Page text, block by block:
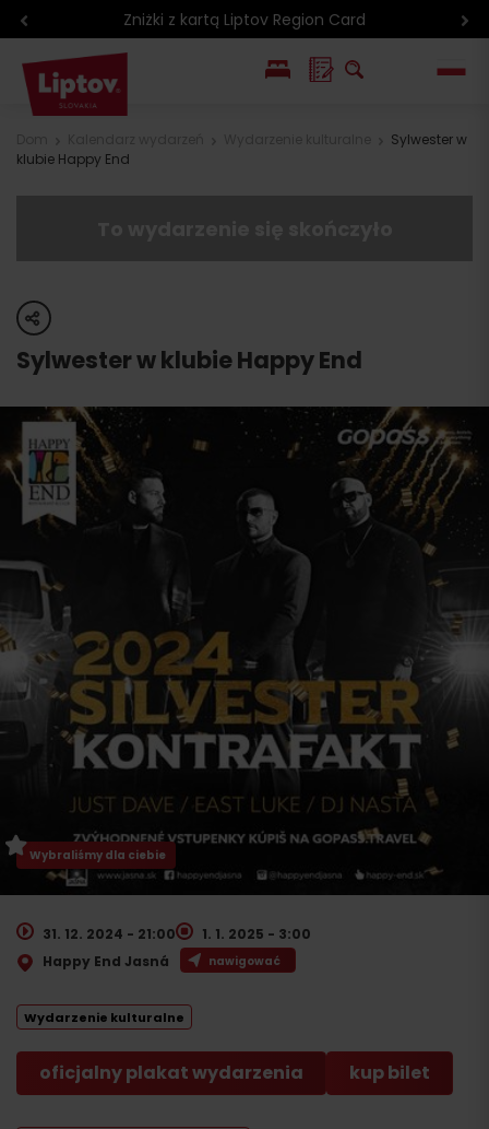
Zniżki z kartą Liptov Region Card
Sylwester w
klubie Happy End
share
Sylwester w klubie Happy End
Wybraliśmy dla ciebie
31. 12. 2024 - 21:00
1. 1. 2025 - 3:00
Happy End Jasná
nawigować
Wydarzenie kulturalne
oficjalny plakat wydarzenia kup bilet